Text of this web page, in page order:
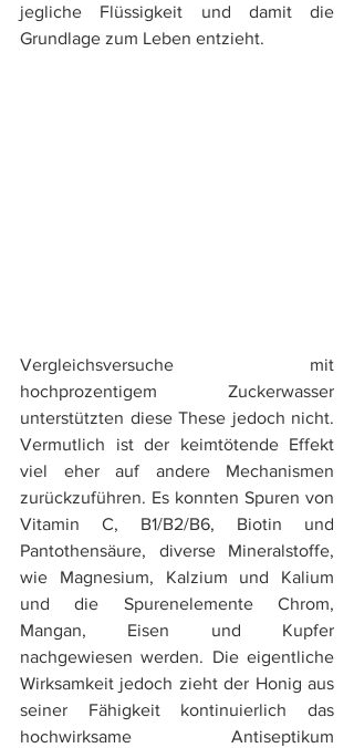
jegliche Flüssigkeit und damit die
Grundlage zum Leben entzieht.
​​Vergleichsversuche mit
hochprozentigem Zuckerwasser
unterstützten diese These jedoch nicht.
Vermutlich ist der keimtötende Effekt
viel eher auf andere Mechanismen
zurückzuführen. Es konnten Spuren von
Vitamin C, B1/B2/B6, Biotin und
Pantothensäure, diverse Mineralstoffe,
wie Magnesium, Kalzium und Kalium
und die Spurenelemente Chrom,
Mangan, Eisen und Kupfer
nachgewiesen werden. Die eigentliche
Wirksamkeit jedoch zieht der Honig aus
seiner Fähigkeit kontinuierlich das
hochwirksame Antiseptikum